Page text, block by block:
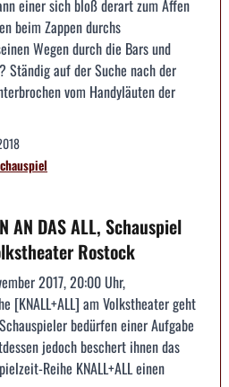
einer sich bloß derart zum Affen
beim Zappen durchs
Wegen durch die Bars und
Ständig auf der Suche nach der
vom Handyläuten der
AN DAS ALL, Schauspiel
Rostock
2017, 20:00 Uhr,
[KNALL+ALL] am Volkstheater geht
bedürfen einer Aufgabe
jedoch beschert ihnen das
Reihe KNALL+ALL einen